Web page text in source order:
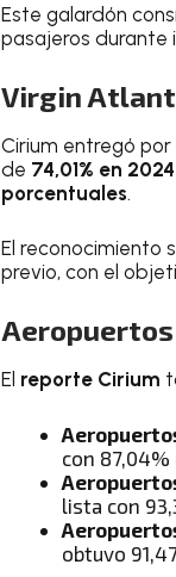
Este galardón
pasajeros durante
Virgin
Cirium entregó
de 74,01% en 2024
porcentuales.
El reconocimiento
previo, con el
El reporte Cirium
con 87,04%
lista con
obtuvo